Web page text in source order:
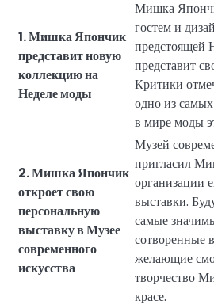
1. Мишка Япончик
представит новую
коллекцию на
Неделе моды
Мишка
гостем и
предстоящей
представит
Критики
одно из
в мире моды
2. Мишка Япончик
откроет свою
персональную
выставку в Музее
современного
искусства
Музей
пригласил
организации
выставки.
самые
сотворенные
желающие
творчество
красе.